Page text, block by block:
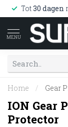
Tot30 dagen
MENU
Home / Gear
ION Gear
Protector